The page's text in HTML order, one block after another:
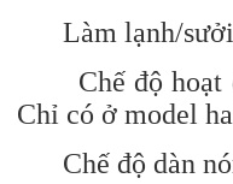
Làm lạnh/
Chế độ
Chỉ có ở model
Chế độ dàn